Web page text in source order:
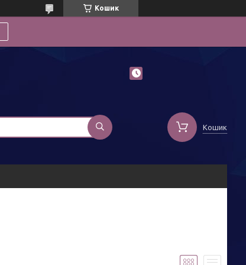
Кошик
Кошик